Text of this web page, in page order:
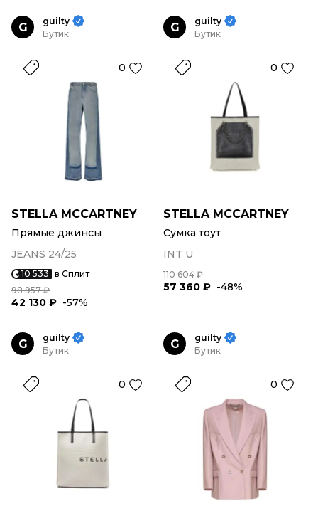
G
guilty
Бутик
0
STELLA MCCARTNEY
Прямые джинсы
JEANS 24/25
10 533 в Сплит
98 957 ₽
42 130 ₽ -57%
G
guilty
Бутик
0
STELLA MCCARTNEY
Сумка тоут
INT U
110 604 ₽
57 360 ₽ -48%
G
guilty
Бутик
0
G
guilty
Бутик
0